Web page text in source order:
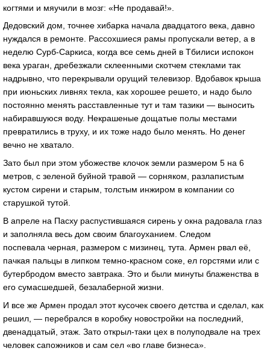
когтями и мяучили в мозг: «Не продавай!».
Дедовский дом, точнее хибарка начала двадцатого века, давно
нуждался в ремонте. Рассохшиеся рамы пропускали ветер, а в
неделю Сурб-Саркиса, когда все семь дней в Тбилиси испокон
века ураган, дребезжали склеенными скотчем стеклами так
надрывно, что перекрывали орущий телевизор. Вдобавок крыша
при июньских ливнях текла, как хорошее решето, и надо было
постоянно менять расставленные тут и там тазики — выносить
набиравшуюся воду. Некрашеные дощатые полы местами
превратились в труху, и их тоже надо было менять. Но денег
вечно не хватало.
Зато был при этом убожестве клочок земли размером 5 на 6
метров, с зеленой буйной травой — сорняком, разлапистым
кустом сирени и старым, толстым инжиром в компании со
старушкой тутой.
В апреле на Пасху распустившаяся сирень у окна радовала глаз
и заполняла весь дом своим благоуханием. Следом
поспевала черная, размером с мизинец, тута. Армен рвал её,
пачкая пальцы в липком темно-красном соке, ел горстями или с
бутербродом вместо завтрака. Это и были минуты блаженства в
его сумасшедшей, безалаберной жизни.
И все же Армен продал этот кусочек своего детства и сделал, как
решил, — перебрался в коробку новостройки на последний,
двенадцатый, этаж. Зато открыл-таки цех в полуподвале на трех
человек сапожников и сам сел «во главе бизнеса».